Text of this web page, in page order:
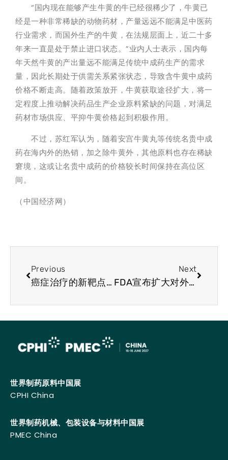
“国内现在能够产生牛黄的牛已经很稀少了，牛黄已
经是一种非常稀缺的动物药材，产量远远不能满足中医药
行业需求，而国外生产的牛黄，在法规层面上，近二十多
年来一直是处于禁止进口状态。”业内人士表示，国内每
年天然牛黄的产出量远不能满足传统中成药生产的需求
量，因此长期处于供需关系紧张状态，导致含牛黄中成药
价格不断走高。随着政策放开，牛黄获取途径扩大，将一
定程度上推动解决药品生产企业原料紧缺的问题，对满足
药材市场供应、平抑牛黄价格起到积极作用。
不过，苏红军认为，随着安宫牛黄丸等传统名贵中成
药在海内外的热销，加之除牛黄外，其他原料也存在稀缺
窘境，这或让名贵中成药的价格较长时间保持在高位区
间。
（中国经济网）
Previous
癌症治疗的新靶点：IL-1RAP
Next
FDA宣布扩大对外国药企的「突袭式」检查
世界制药原料中国展
CPHI China
世界制药机械、包装设备与材料中国展
PMEC China